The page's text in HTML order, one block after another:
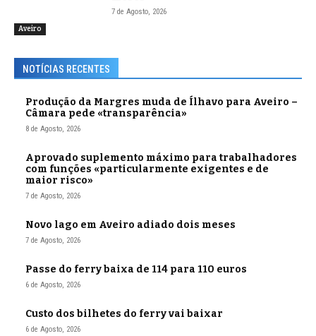
Aveiro
7 de Agosto, 2026
NOTÍCIAS RECENTES
Produção da Margres muda de Ílhavo para Aveiro –
Câmara pede «transparência»
8 de Agosto, 2026
Aprovado suplemento máximo para trabalhadores
com funções «particularmente exigentes e de
maior risco»
7 de Agosto, 2026
Novo lago em Aveiro adiado dois meses
7 de Agosto, 2026
Passe do ferry baixa de 114 para 110 euros
6 de Agosto, 2026
Custo dos bilhetes do ferry vai baixar
6 de Agosto, 2026